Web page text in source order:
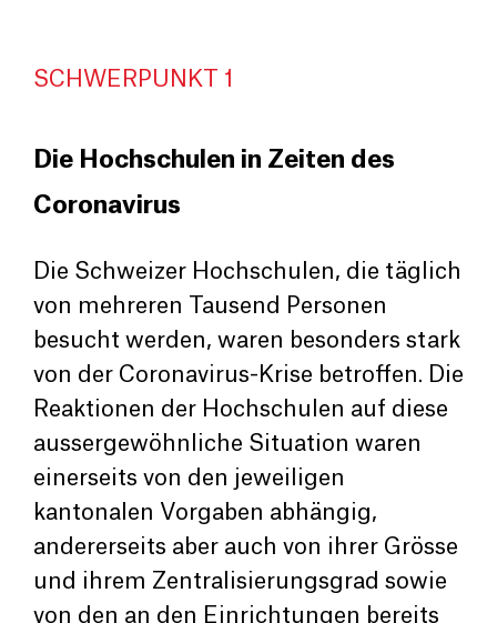
SCHWERPUNKT 1
Die Hochschulen in Zeiten des
Coronavirus
Die Schweizer Hochschulen, die täglich
von mehreren Tausend Personen
besucht werden, waren besonders stark
von der Coronavirus-Krise betroffen. Die
Reaktionen der Hochschulen auf diese
aussergewöhnliche Situation waren
einerseits von den jeweiligen
kantonalen Vorgaben abhängig,
andererseits aber auch von ihrer Grösse
und ihrem Zentralisierungsgrad sowie
von den an den Einrichtungen bereits